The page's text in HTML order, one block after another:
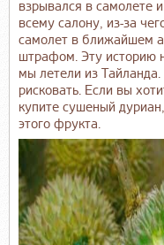
взрывался в самолете
всему салону, из-за
самолет в ближайшем
штрафом. Эту историю
мы летели из
рисковать. Если вы
купите сушеный
этого фрукта.